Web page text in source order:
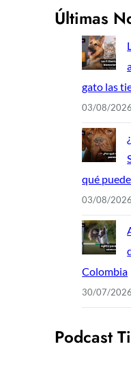
Últimas
gato las
03/08/2026
qué
03/08/2026
Colombia
30/07/2026
Podcast Ti